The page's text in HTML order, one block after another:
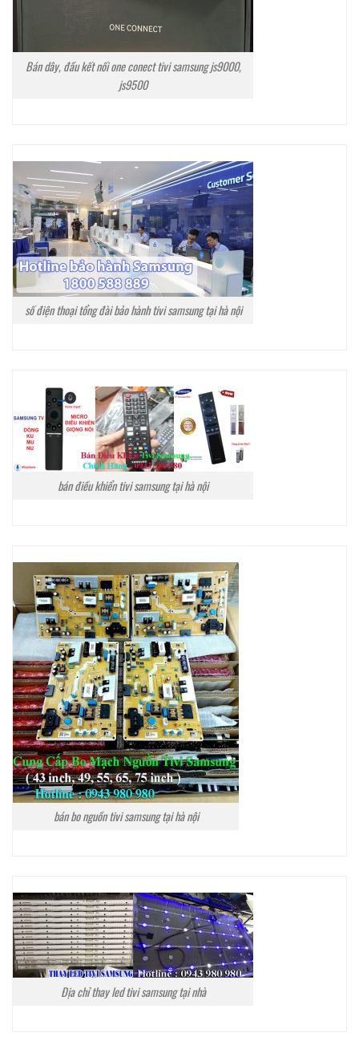
Bán dây, đầu kết nối one conect tivi samsung js9000,
js9500
số điện thoại tổng đài bảo hành tivi samsung tại hà nội
bán điều khiển tivi samsung tại hà nội
bán bo nguồn tivi samsung tại hà nội
Địa chỉ thay led tivi samsung tại nhà